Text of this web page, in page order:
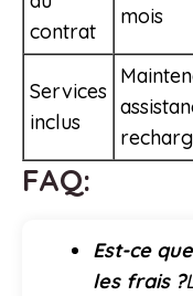
contrat
mois
Services
inclus
FAQ:
Est-ce
les frais ?